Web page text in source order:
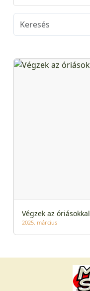
Végzek az óriásokkal
2025. március